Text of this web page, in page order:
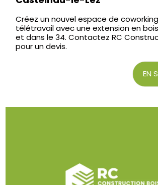
Créez un nouvel espace de
télétravail avec une extension en
et dans le 34. Contactez RC
pour un devis.
EN